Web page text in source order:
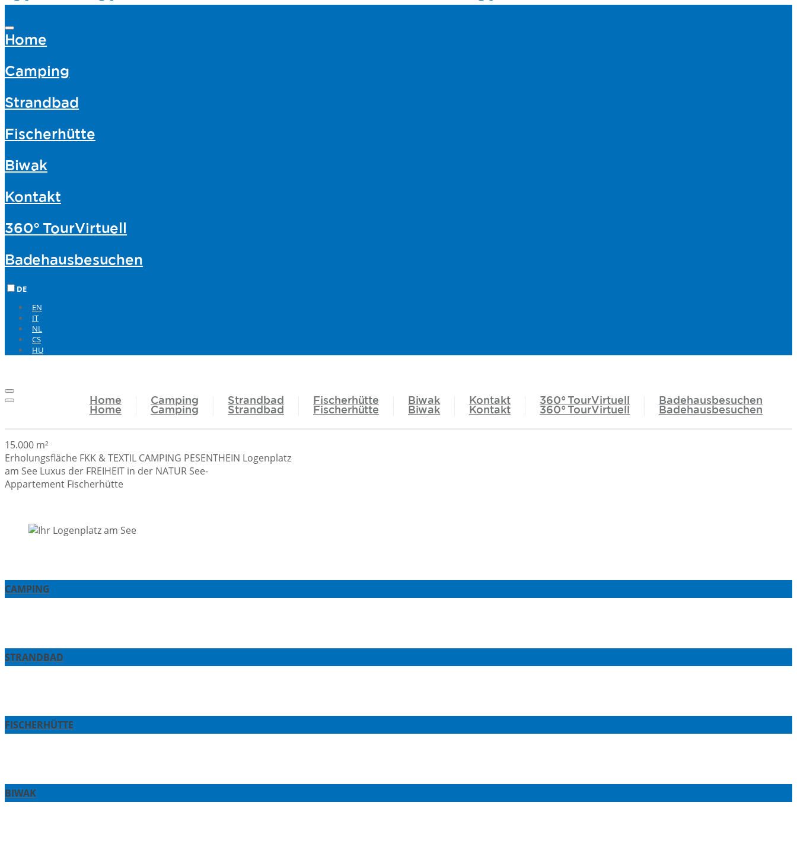
Home
Camping
Strandbad
Fischerhütte
Biwak
Kontakt
360° TourVirtuell
Badehaus besuchen
DE
EN
IT
NL
CS
HU
Home Camping Strandbad Fischerhütte Biwak Kontakt 360° TourVirtuell Badehausbesuchen
Home
Camping Strandbad Fischerhütte Biwak Kontakt 360° TourVirtuell Badehausbesuchen
15.000 m²
Erholungsfläche FKK & TEXTIL CAMPING PESENTHEIN Logenplatz
am See Luxus der FREIHEIT in der NATUR See-
Appartement Fischerhütte
CAMPING
STRANDBAD
FISCHERHÜTTE
BIWAK